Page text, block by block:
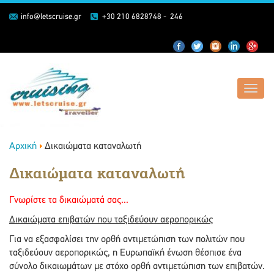
info@letscruise.gr +30 210 6828748 - 246
Αρχική Δικαιώματα καταναλωτή
Δικαιώματα καταναλωτή
Γνωρίστε τα δικαιώματά σας...
Δικαιώματα επιβατών που ταξιδεύουν αεροπορικώς
Για να εξασφαλίσει την ορθή αντιμετώπιση των πολιτών που
ταξιδεύουν αεροπορικώς, η Ευρωπαϊκή ένωση θέσπισε ένα
σύνολο δικαιωμάτων με στόχο ορθή αντιμετώπιση των επιβατών.